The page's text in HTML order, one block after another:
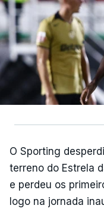
O Sporting
terreno do Estrela
e perdeu os
logo na jornada